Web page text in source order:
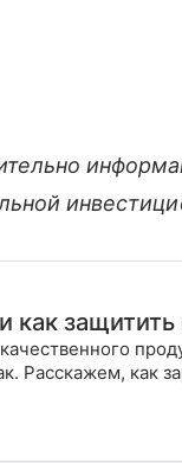
как
Расскажем, как